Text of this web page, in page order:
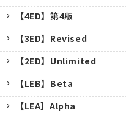
【4ED】第4版
【3ED】Revised
【2ED】Unlimited
【LEB】Beta
【LEA】Alpha